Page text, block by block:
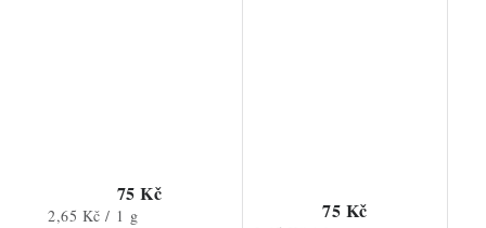
75 Kč
Měrná
2,65 Kč / 1 g 75 Kč